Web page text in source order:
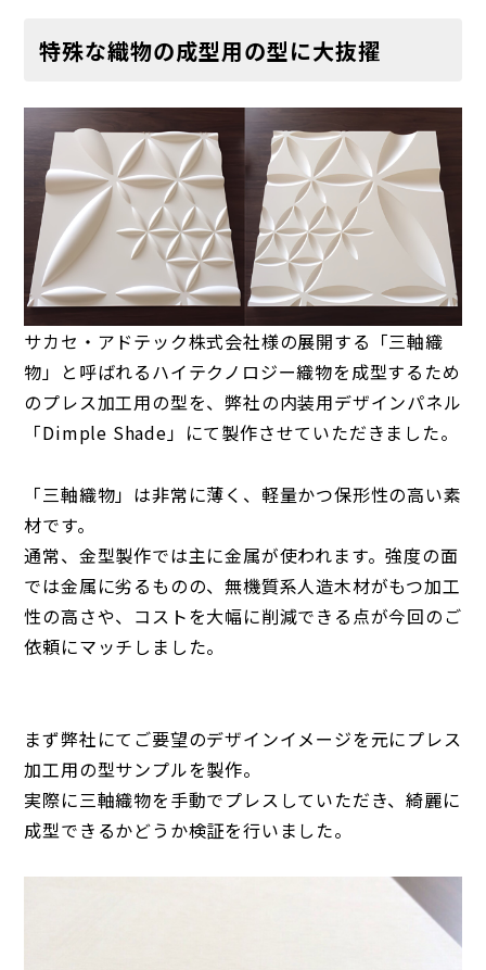
特殊な織物の成型用の型に大抜擢
サカセ・アドテック株式会社様の展開する「三軸織
物」と呼ばれるハイテクノロジー織物を成型するため
のプレス加工用の型を、弊社の内装用デザインパネル
「Dimple Shade」にて製作させていただきました。
「三軸織物」は非常に薄く、軽量かつ保形性の高い素
材です。
通常、金型製作では主に金属が使われます。強度の面
では金属に劣るものの、無機質系人造木材がもつ加工
性の高さや、コストを大幅に削減できる点が今回のご
依頼にマッチしました。
まず弊社にてご要望のデザインイメージを元にプレス
加工用の型サンプルを製作。
実際に三軸織物を手動でプレスしていただき、綺麗に
成型できるかどうか検証を行いました。